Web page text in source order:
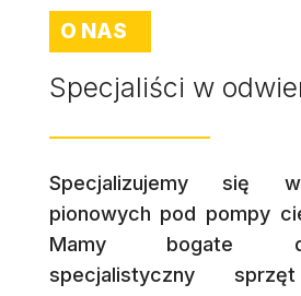
O NAS
Specjaliści w
Specjalizujemy się
pionowych pod pompy
Mamy bogate
specjalistyczny